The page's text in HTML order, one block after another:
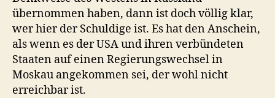
übernommen haben, dann ist doch völlig klar,
wer hier der Schuldige ist. Es hat den Anschein,
als wenn es der USA und ihren verbündeten
Staaten auf einen Regierungswechsel in
Moskau angekommen sei, der wohl nicht
erreichbar ist.